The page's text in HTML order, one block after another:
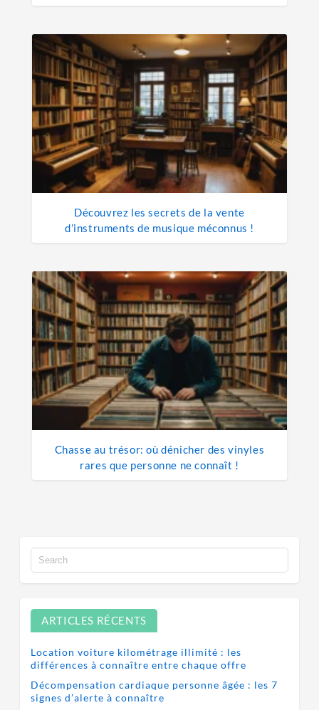
Découvrez les secrets de la vente
d’instruments de musique méconnus !
Chasse au trésor: où dénicher des vinyles
rares que personne ne connaît !
ARTICLES RÉCENTS
Location voiture kilométrage illimité : les
différences à connaître entre chaque offre
Décompensation cardiaque personne âgée : les 7
signes d’alerte à connaître